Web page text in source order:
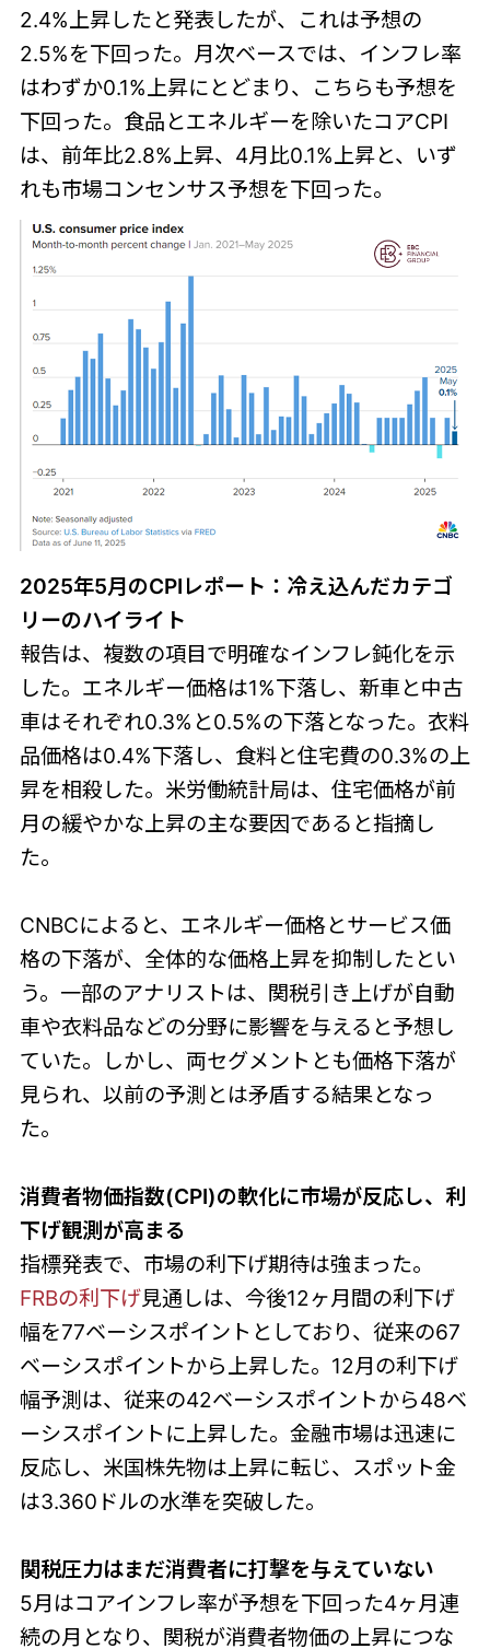
2.4%上昇したと発表したが、これは予想の
2.5%を下回った。月次ベースでは、インフレ率
はわずか0.1%上昇にとどまり、こちらも予想を
下回った。食品とエネルギーを除いたコアCPI
は、前年比2.8%上昇、4月比0.1%上昇と、いず
れも市場コンセンサス予想を下回った。
2025年5月のCPIレポート：冷え込んだカテゴ
リーのハイライト
報告は、複数の項目で明確なインフレ鈍化を示
した。エネルギー価格は1%下落し、新車と中古
車はそれぞれ0.3%と0.5%の下落となった。衣料
品価格は0.4%下落し、食料と住宅費の0.3%の上
昇を相殺した。米労働統計局は、住宅価格が前
月の緩やかな上昇の主な要因であると指摘し
た。
CNBCによると、エネルギー価格とサービス価
格の下落が、全体的な価格上昇を抑制したとい
う。一部のアナリストは、関税引き上げが自動
車や衣料品などの分野に影響を与えると予想し
ていた。しかし、両セグメントとも価格下落が
見られ、以前の予測とは矛盾する結果となっ
た。
消費者物価指数(CPI)の軟化に市場が反応し、利
下げ観測が高まる
指標発表で、市場の利下げ期待は強まった。
FRBの利下げ見通しは、今後12ヶ月間の利下げ
幅を77ベーシスポイントとしており、従来の67
ベーシスポイントから上昇した。12月の利下げ
幅予測は、従来の42ベーシスポイントから48ベ
ーシスポイントに上昇した。金融市場は迅速に
反応し、米国株先物は上昇に転じ、スポット金
は3.360ドルの水準を突破した。
関税圧力はまだ消費者に打撃を与えていない
5月はコアインフレ率が予想を下回った4ヶ月連
続の月となり、関税が消費者物価の上昇につな